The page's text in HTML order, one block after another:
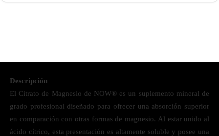
Descripción
El Citrato de Magnesio de NOW® es un suplemento mineral de
grado profesional diseñado para ofrecer una absorción superior
en comparación con otras formas de magnesio. Al estar unido al
ácido cítrico, esta presentación es altamente soluble y posee una